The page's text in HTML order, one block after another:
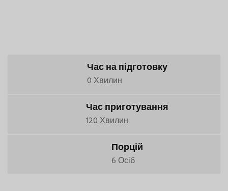
Час на підготовку
0 Хвилин
Час приготування
120 Хвилин
Порцій
6 Осіб